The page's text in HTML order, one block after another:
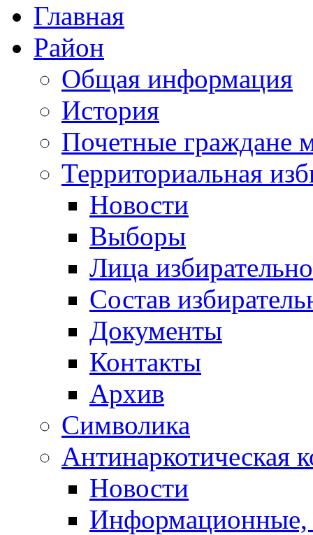
Главная
Район
Общая информация
История
Почетные граждане
Территориальная
Новости
Выборы
Лица
Состав
Документы
Контакты
Архив
Символика
Антинаркотическая
Новости
Информационные,